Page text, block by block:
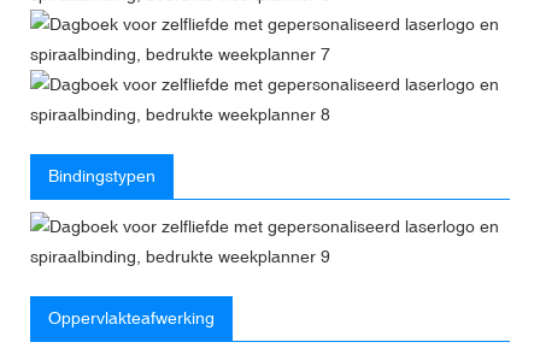
Bindingstypen
Oppervlakteafwerking